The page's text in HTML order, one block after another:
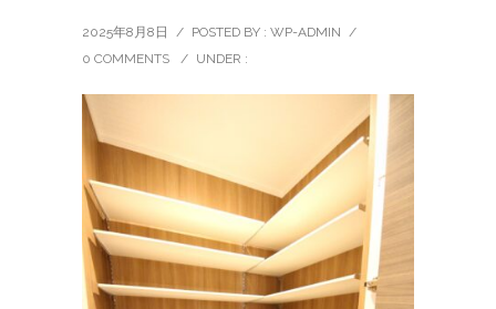
2025年8月8日 / POSTED BY : WP-ADMIN /
0 COMMENTS
/ UNDER :